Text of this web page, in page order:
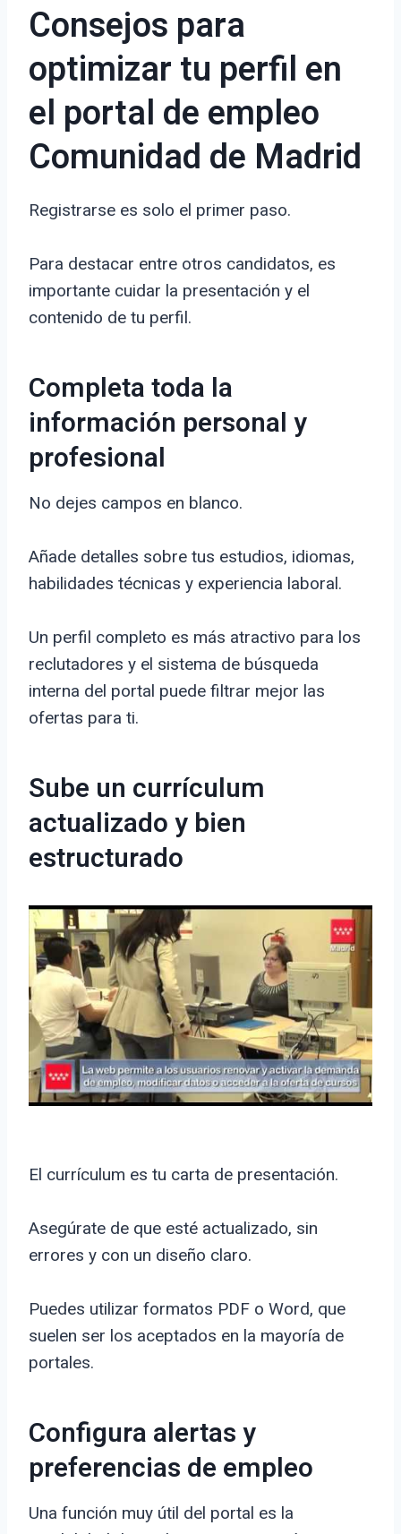
Consejos para
optimizar tu perfil en
el portal de empleo
Comunidad de Madrid
Registrarse es solo el primer paso.
Para destacar entre otros candidatos, es
importante cuidar la presentación y el
contenido de tu perfil.
Completa toda la
información personal y
profesional
No dejes campos en blanco.
Añade detalles sobre tus estudios, idiomas,
habilidades técnicas y experiencia laboral.
Un perfil completo es más atractivo para los
reclutadores y el sistema de búsqueda
interna del portal puede filtrar mejor las
ofertas para ti.
Sube un currículum
actualizado y bien
estructurado
El currículum es tu carta de presentación.
Asegúrate de que esté actualizado, sin
errores y con un diseño claro.
Puedes utilizar formatos PDF o Word, que
suelen ser los aceptados en la mayoría de
portales.
Configura alertas y
preferencias de empleo
Una función muy útil del portal es la